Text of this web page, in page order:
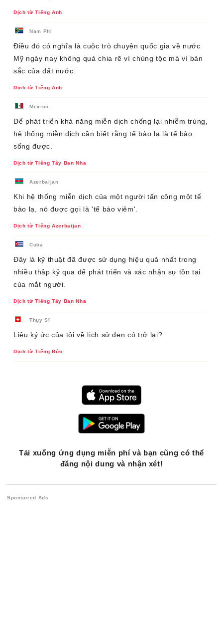
Dịch từ Tiếng Anh
Nam Phi
Điều đó có nghĩa là cuộc trò chuyện quốc gia về nước
Mỹ ngày nay không quá chia rẽ vì chủng tộc mà vì bản
sắc của đất nước.
Dịch từ Tiếng Anh
Mexico
Để phát triển khả năng miễn dịch chống lại nhiễm trùng,
hệ thống miễn dịch cần biết rằng tế bào lạ là tế bào
sống được.
Dịch từ Tiếng Tây Ban Nha
Azerbaijan
Khi hệ thống miễn dịch của một người tấn công một tế
bào lạ, nó được gọi là 'tế bào viêm'.
Dịch từ Tiếng Azerbaijan
Cuba
Đây là kỹ thuật đã được sử dụng hiệu quả nhất trong
nhiều thập kỷ qua để phát triển và xác nhận sự tồn tại
của mắt người.
Dịch từ Tiếng Tây Ban Nha
Thụy Sĩ
Liệu ký ức của tôi về lịch sử đen có trở lại?
Dịch từ Tiếng Đức
Tải xuống ứng dụng miễn phí và bạn cũng có thể
đăng nội dung và nhận xét!
Sponsored Ads